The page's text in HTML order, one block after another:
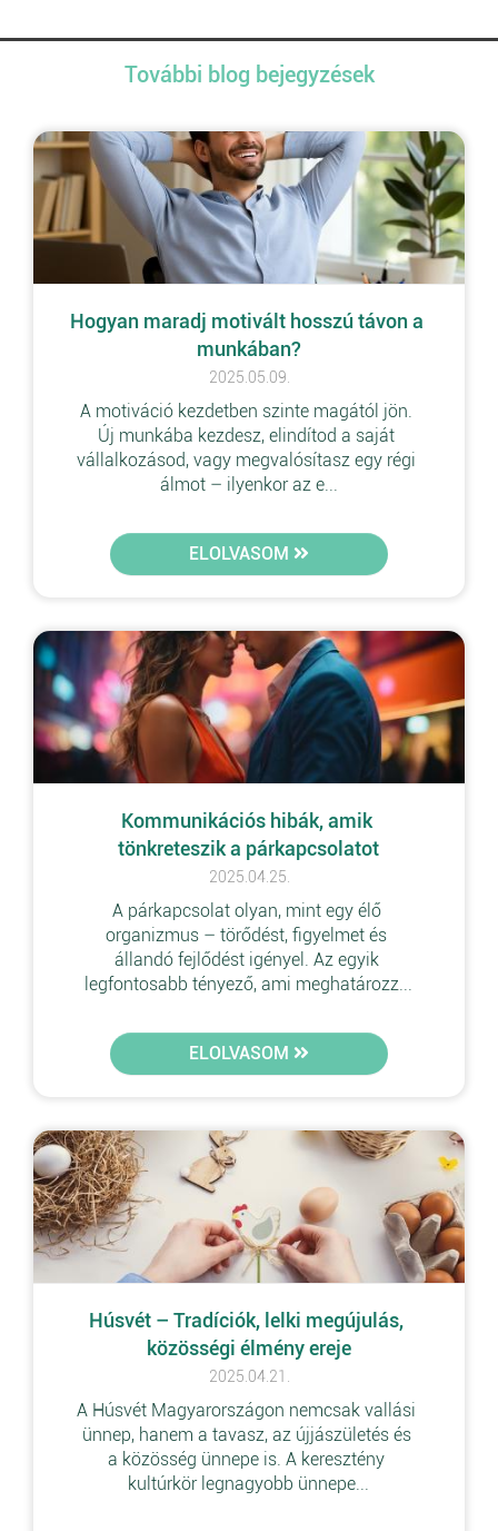
További blog bejegyzések
Hogyan maradj motivált hosszú távon a
munkában?
2025.05.09.
A motiváció kezdetben szinte magától jön.
Új munkába kezdesz, elindítod a saját
vállalkozásod, vagy megvalósítasz egy régi
álmot – ilyenkor az e...
ELOLVASOM
Kommunikációs hibák, amik
tönkreteszik a párkapcsolatot
2025.04.25.
A párkapcsolat olyan, mint egy élő
organizmus – törődést, figyelmet és
állandó fejlődést igényel. Az egyik
legfontosabb tényező, ami meghatározz...
ELOLVASOM
Húsvét – Tradíciók, lelki megújulás,
közösségi élmény ereje
2025.04.21.
A Húsvét Magyarországon nemcsak vallási
ünnep, hanem a tavasz, az újjászületés és
a közösség ünnepe is. A keresztény
kultúrkör legnagyobb ünnepe...